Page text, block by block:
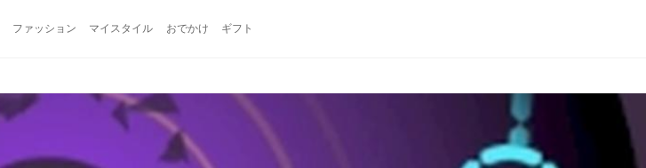
ファッション マイスタイル おでかけ ギフト